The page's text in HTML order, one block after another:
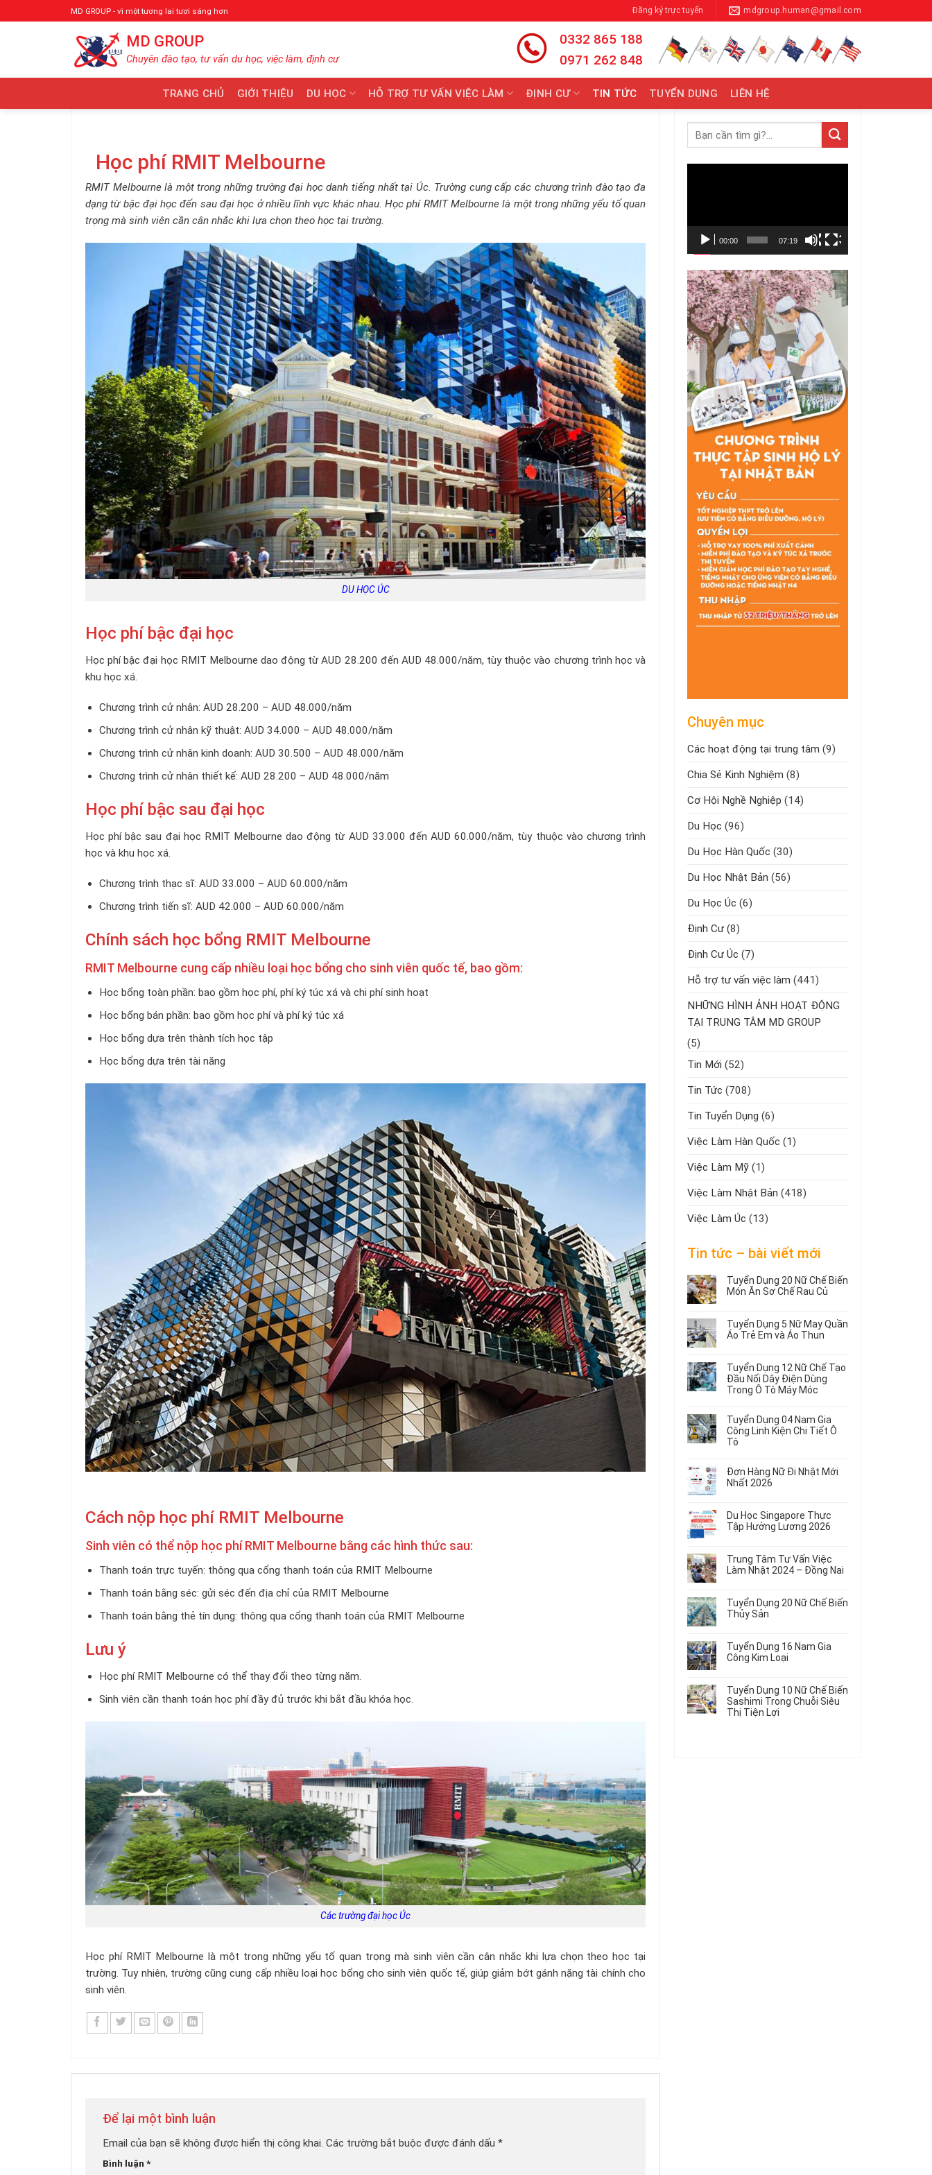
qua
MD GROUP - vì một tương lai tươi sáng hơn Đăng ký trực tuyến mdgroup.human@gmail.com
MD GROUP
Chuyên đào tạo, tư vấn du học, việc làm, định cư
0332 865 188
0971 262 848
TRANG CHỦ GIỚI THIỆU DU HỌC HỖ TRỢ TƯ VẤN VIỆC LÀM ĐỊNH CƯ TIN TỨC TUYỂN DỤNG LIÊN HỆ
Học phí RMIT Melbourne
RMIT Melbourne là một trong những trường đại học danh tiếng nhất tại Úc. Trường cung cấp các chương trình đào tạo đa
dạng từ bậc đại học đến sau đại học ở nhiều lĩnh vực khác nhau. Học phí RMIT Melbourne là một trong những yếu tố quan
trọng mà sinh viên cần cân nhắc khi lựa chọn theo học tại trường.
DU HỌC ÚC
Học phí bậc đại học
Học phí bậc đại học RMIT Melbourne dao động từ AUD 28.200 đến AUD 48.000/năm, tùy thuộc vào chương trình học và
khu học xá.
Chương trình cử nhân: AUD 28.200 – AUD 48.000/năm
Chương trình cử nhân kỹ thuật: AUD 34.000 – AUD 48.000/năm
Chương trình cử nhân kinh doanh: AUD 30.500 – AUD 48.000/năm
Chương trình cử nhân thiết kế: AUD 28.200 – AUD 48.000/năm
Học phí bậc sau đại học
Học phí bậc sau đại học RMIT Melbourne dao động từ AUD 33.000 đến AUD 60.000/năm, tùy thuộc vào chương trình
học và khu học xá.
Chương trình thạc sĩ: AUD 33.000 – AUD 60.000/năm
Chương trình tiến sĩ: AUD 42.000 – AUD 60.000/năm
Chính sách học bổng RMIT Melbourne
RMIT Melbourne cung cấp nhiều loại học bổng cho sinh viên quốc tế, bao gồm:
Học bổng toàn phần: bao gồm học phí, phí ký túc xá và chi phí sinh hoạt
Học bổng bán phần: bao gồm học phí và phí ký túc xá
Học bổng dựa trên thành tích học tập
Học bổng dựa trên tài năng
Cách nộp học phí RMIT Melbourne
Sinh viên có thể nộp học phí RMIT Melbourne bằng các hình thức sau:
Thanh toán trực tuyến: thông qua cổng thanh toán của RMIT Melbourne
Thanh toán bằng séc: gửi séc đến địa chỉ của RMIT Melbourne
Thanh toán bằng thẻ tín dụng: thông qua cổng thanh toán của RMIT Melbourne
Lưu ý
Học phí RMIT Melbourne có thể thay đổi theo từng năm.
Sinh viên cần thanh toán học phí đầy đủ trước khi bắt đầu khóa học.
Các trường đại học Úc
Học phí RMIT Melbourne là một trong những yếu tố quan trọng mà sinh viên cần cân nhắc khi lựa chọn theo học tại
trường. Tuy nhiên, trường cũng cung cấp nhiều loại học bổng cho sinh viên quốc tế, giúp giảm bớt gánh nặng tài chính cho
sinh viên.
Để lại một bình luận
Email của bạn sẽ không được hiển thị công khai. Các trường bắt buộc được đánh dấu *
Bình luận *
00:00 07:19
Chuyên mục
Các hoạt động tại trung tâm (9)
Chia Sẻ Kinh Nghiệm (8)
Cơ Hội Nghề Nghiệp (14)
Du Học (96)
Du Học Hàn Quốc (30)
Du Học Nhật Bản (56)
Du Học Úc (6)
Định Cư (8)
Định Cư Úc (7)
Hỗ trợ tư vấn việc làm (441)
NHỮNG HÌNH ẢNH HOẠT ĐỘNG
TẠI TRUNG TÂM MD GROUP
(5)
Tin Mới (52)
Tin Tức (708)
Tin Tuyển Dụng (6)
Việc Làm Hàn Quốc (1)
Việc Làm Mỹ (1)
Việc Làm Nhật Bản (418)
Việc Làm Úc (13)
Tin tức – bài viết mới
Tuyển Dụng 20 Nữ Chế Biến
Món Ăn Sơ Chế Rau Củ
có
bình
luận
Tuyển
Dụng
20
Nữ
Biến
Món
Ăn
Rau
Củ
Tuyển Dụng 5 Nữ May Quần
Áo Trẻ Em và Áo Thun
có
bình
luận
ở
Dụng
5
Nữ
May
Áo
Trẻ
Áo
Thun
Tuyển Dụng 12 Nữ Chế Tạo
Đầu Nối Dây Điện Dùng
Trong Ô Tô Máy Móc
có
bình
luận
ở
Dụng
12
Tạo
Đầu
Điện
Dùng
Tô
Máy
Tuyển Dụng 04 Nam Gia
Công Linh Kiện Chi Tiết Ô
Tô
có
bình
luận
Tuyển
Dụng
04
Gia
Công
Chi
Tiết
Đơn Hàng Nữ Đi Nhật Mới
Nhất 2026
có
bình
luận
Đơn
Hàng
Nữ
Nhật
Mới
Nhất
Du Học Singapore Thực
Tập Hưởng Lương 2026
có
bình
luận
Du
Học
Singapore
Tập
Hưởng
Lương
Trung Tâm Tư Vấn Việc
Làm Nhật 2024 – Đồng Nai
có
bình
luận
Trung
Tâm
Tư
Việc
Làm
Nhật
2024
Tuyển Dụng 20 Nữ Chế Biến
Thủy Sản
có
bình
luận
Tuyển
Dụng
20
Nữ
Tuyển Dụng 16 Nam Gia
Công Kim Loại
có
bình
luận
ở
Tuyển Dụng 10 Nữ Chế Biến
Sashimi Trong Chuỗi Siêu
Thị Tiện Lợi